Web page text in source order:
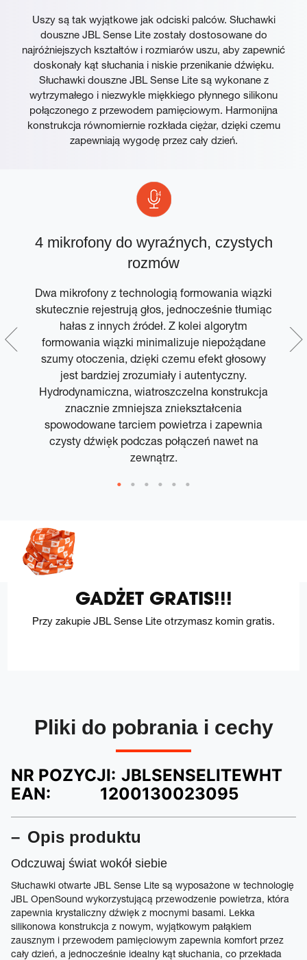
Uszy są tak wyjątkowe jak odciski palców. Słuchawki
douszne JBL Sense Lite zostały dostosowane do
najróżniejszych kształtów i rozmiarów uszu, aby zapewnić
doskonały kąt słuchania i niskie przenikanie dźwięku.
Słuchawki douszne JBL Sense Lite są wykonane z
wytrzymałego i niezwykle miękkiego płynnego silikonu
połączonego z przewodem pamięciowym. Harmonijna
konstrukcja równomiernie rozkłada ciężar, dzięki czemu
zapewniają wygodę przez cały dzień.
4 mikrofony do wyraźnych, czystych
rozmów
Dwa mikrofony z technologią formowania wiązki
skutecznie rejestrują głos, jednocześnie tłumiąc
hałas z innych źródeł. Z kolei algorytm
formowania wiązki minimalizuje niepożądane
szumy otoczenia, dzięki czemu efekt głosowy
jest bardziej zrozumiały i autentyczny.
Hydrodynamiczna, wiatroszczelna konstrukcja
znacznie zmniejsza zniekształcenia
spowodowane tarciem powietrza i zapewnia
czysty dźwięk podczas połączeń nawet na
zewnątrz.
GADŻET GRATIS!!!
Przy zakupie JBL Sense Lite otrzymasz komin gratis.
Pliki do pobrania i cechy
NR POZYCJI: JBLSENSELITEWHT
EAN:
1200130023095
Opis produktu
Odczuwaj świat wokół siebie
Słuchawki otwarte JBL Sense Lite są wyposażone w technologię
JBL OpenSound wykorzystującą przewodzenie powietrza, która
zapewnia krystaliczny dźwięk z mocnymi basami. Lekka
silikonowa konstrukcja z nowym, wyjątkowym pałąkiem
zausznym i przewodem pamięciowym zapewnia komfort przez
cały dzień, a jednocześnie idealny kąt słuchania, co przekłada